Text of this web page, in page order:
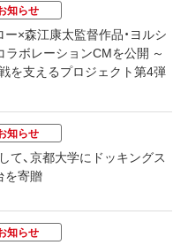
知らせ
ー×森江康太監督作品・ヨルシ
ラボレーションCMを公開 ～
を支えるプロジェクト第4弾
知らせ
て、京都大学にドッキングス
を寄贈
知らせ